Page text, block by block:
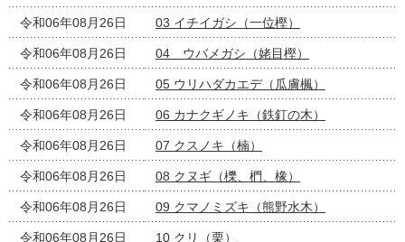
令和06年08月26日 03 イチイガシ（一位樫）
令和06年08月26日 04 ウバメガシ（姥目樫）
令和06年08月26日 05 ウリハダカエデ（瓜膚楓）
令和06年08月26日 06 カナクギノキ（鉄釘の木）
令和06年08月26日 07 クスノキ（楠）
令和06年08月26日 08 クヌギ（櫟、椚、橡）
令和06年08月26日 09 クマノミズキ（熊野水木）
令和06年08月26日 10 クリ（栗）